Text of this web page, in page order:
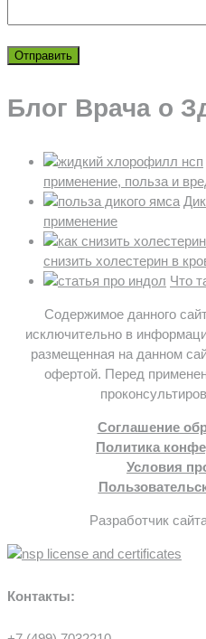
Блог Врача о
применение, польза и
применение
снизить холестерин в
Что
Содержимое данного
исключительно в
размещенная на данном
офертой. Перед
Соглашение
Политика
Условия
Разработчик
Контакты: